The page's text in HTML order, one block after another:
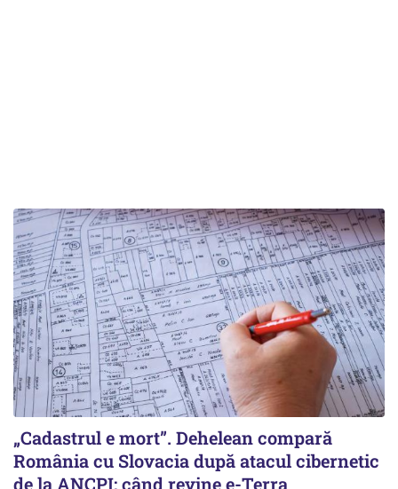
„Cadastrul e mort”. Dehelean compară
România cu Slovacia după atacul cibernetic
de la ANCPI: când revine e-Terra